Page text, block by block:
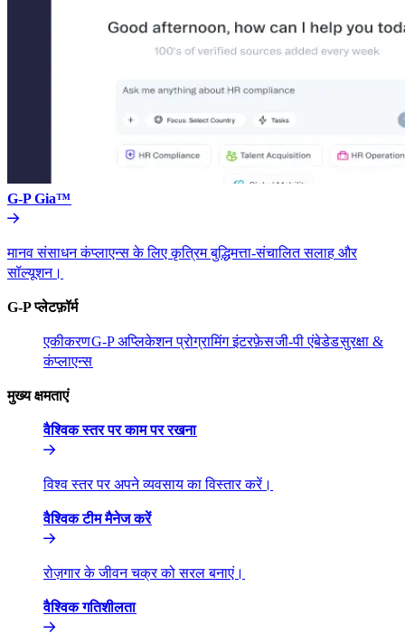
G-P Gia™​​
मानव संसाधन कंप्लाएन्स के लिए कृत्रिम बुद्धिमत्ता-संचालित सलाह और
सॉल्यूशन।​​
G-P प्लेटफ़ॉर्म​​
एकीकरण​​G-P अप्लिकेशन प्रोग्रामिंग इंटरफ़ेस​​जी-पी एंबेडेड​​सुरक्षा &
कंप्लाएन्स​​
मुख्य क्षमताएं​​
वैश्विक स्तर पर काम पर रखना​​
विश्व स्तर पर अपने व्यवसाय का विस्तार करें।​​
वैश्विक टीम मैनेज करें​​
रोज़गार के जीवन चक्र को सरल बनाएं।​​
वैश्विक गतिशीलता​​